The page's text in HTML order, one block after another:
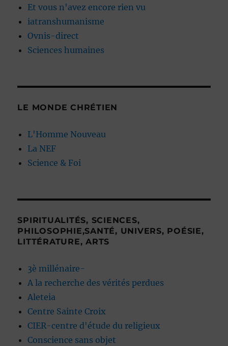
Et vous n'avez encore rien vu
iatranshumanisme
Ovnis-direct
Sciences humaines
LE MONDE CHRÉTIEN
L'Homme Nouveau
La NEF
Science & Foi
SPIRITUALITÉS, SCIENCES,
PHILOSOPHIE,SANTÉ, UNIVERS, POÉSIE,
LITTÉRATURE, ARTS
3è millénaire-
A la recherche des vérités perdues
Aleteia
Centre Sainte Croix
CIER-centre d'étude du religieux
Conscience sans objet